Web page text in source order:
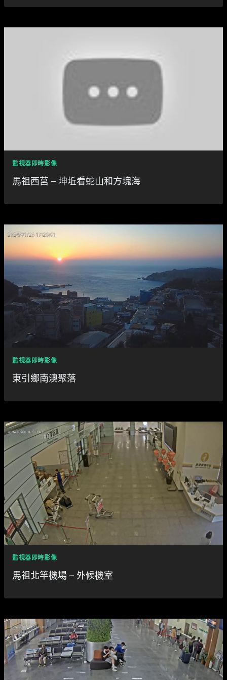
監視器即時影像
馬祖西莒 – 坤坵看蛇山和方塊海
監視器即時影像
東引鄉南澳聚落
監視器即時影像
馬祖北竿機場 – 外候機室